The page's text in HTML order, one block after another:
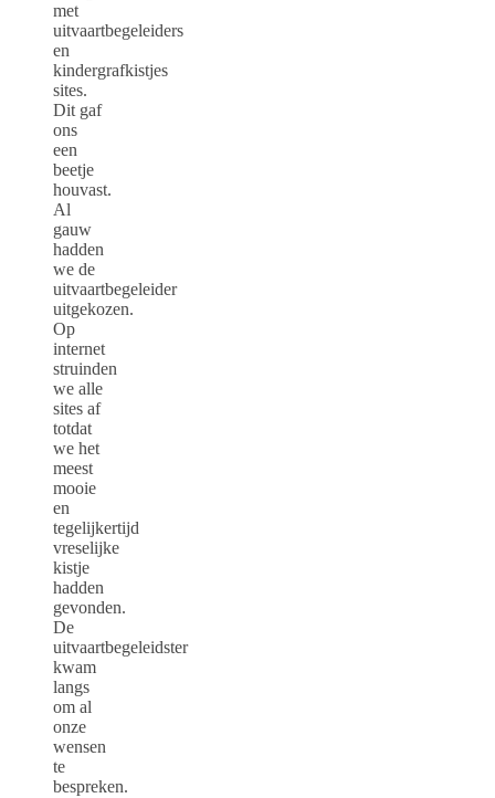
met
uitvaartbegeleiders
en
kindergrafkistjes
sites.
Dit gaf
ons
een
beetje
houvast.
Al
gauw
hadden
we de
uitvaartbegeleider
uitgekozen.
Op
internet
struinden
we alle
sites af
totdat
we het
meest
mooie
en
tegelijkertijd
vreselijke
kistje
hadden
gevonden.
De
uitvaartbegeleidster
kwam
langs
om al
onze
wensen
te
bespreken.